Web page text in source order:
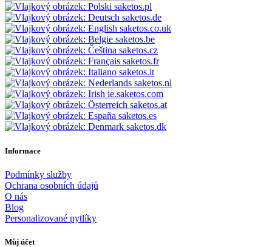
saketos.pl
saketos.de
saketos.co.uk
saketos.be
saketos.cz
saketos.fr
saketos.it
saketos.nl
ie.saketos.com
saketos.at
saketos.es
saketos.dk
Informace
Podmínky služby
Ochrana osobních údajů
O nás
Blog
Personalizované pytlíky
Můj účet